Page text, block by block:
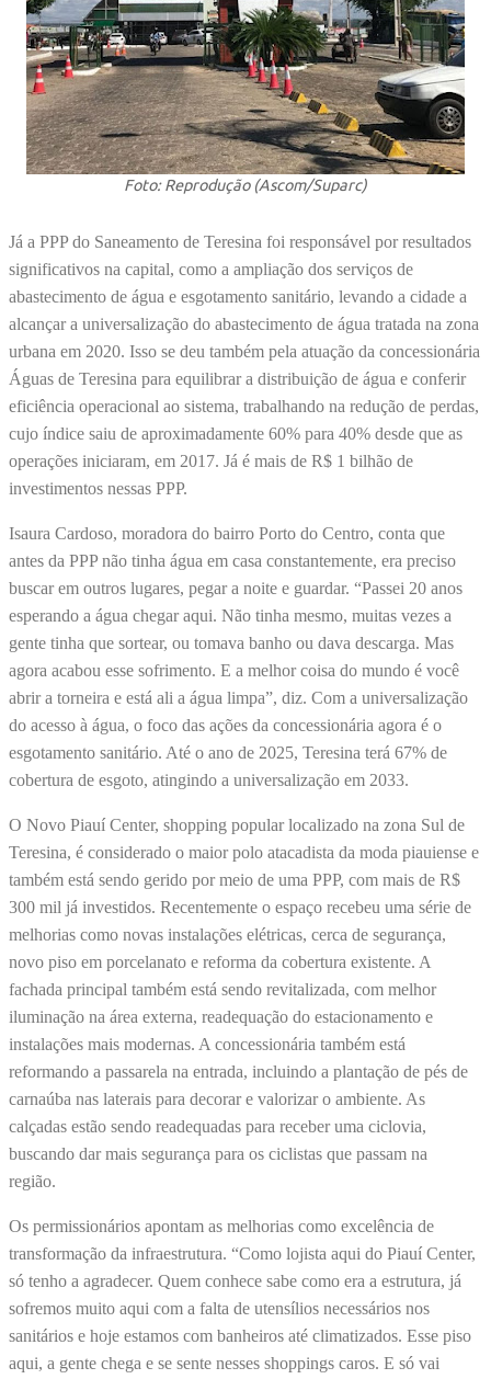
Foto: Reprodução (Ascom/Suparc)
Já a PPP do Saneamento de Teresina foi responsável por resultados
significativos na capital, como a ampliação dos serviços de
abastecimento de água e esgotamento sanitário, levando a cidade a
alcançar a universalização do abastecimento de água tratada na zona
urbana em 2020. Isso se deu também pela atuação da concessionária
Águas de Teresina para equilibrar a distribuição de água e conferir
eficiência operacional ao sistema, trabalhando na redução de perdas,
cujo índice saiu de aproximadamente 60% para 40% desde que as
operações iniciaram, em 2017. Já é mais de R$ 1 bilhão de
investimentos nessas PPP.
Isaura Cardoso, moradora do bairro Porto do Centro, conta que
antes da PPP não tinha água em casa constantemente, era preciso
buscar em outros lugares, pegar a noite e guardar. “Passei 20 anos
esperando a água chegar aqui. Não tinha mesmo, muitas vezes a
gente tinha que sortear, ou tomava banho ou dava descarga. Mas
agora acabou esse sofrimento. E a melhor coisa do mundo é você
abrir a torneira e está ali a água limpa”, diz. Com a universalização
do acesso à água, o foco das ações da concessionária agora é o
esgotamento sanitário. Até o ano de 2025, Teresina terá 67% de
cobertura de esgoto, atingindo a universalização em 2033.
O Novo Piauí Center, shopping popular localizado na zona Sul de
Teresina, é considerado o maior polo atacadista da moda piauiense e
também está sendo gerido por meio de uma PPP, com mais de R$
300 mil já investidos. Recentemente o espaço recebeu uma série de
melhorias como novas instalações elétricas, cerca de segurança,
novo piso em porcelanato e reforma da cobertura existente. A
fachada principal também está sendo revitalizada, com melhor
iluminação na área externa, readequação do estacionamento e
instalações mais modernas. A concessionária também está
reformando a passarela na entrada, incluindo a plantação de pés de
carnaúba nas laterais para decorar e valorizar o ambiente. As
calçadas estão sendo readequadas para receber uma ciclovia,
buscando dar mais segurança para os ciclistas que passam na
região.
Os permissionários apontam as melhorias como excelência de
transformação da infraestrutura. “Como lojista aqui do Piauí Center,
só tenho a agradecer. Quem conhece sabe como era a estrutura, já
sofremos muito aqui com a falta de utensílios necessários nos
sanitários e hoje estamos com banheiros até climatizados. Esse piso
aqui, a gente chega e se sente nesses shoppings caros. E só vai